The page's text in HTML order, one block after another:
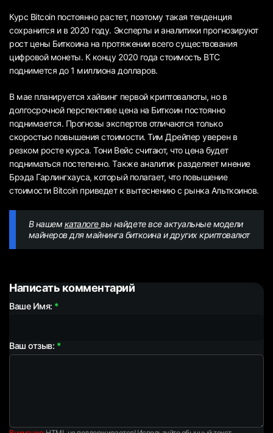
Курс Bitcoin постоянно растет, поэтому такая тенденция
сохранится и в 2020 году. Эксперты и аналитики прогнозируют
рост цены Биткоина на протяжении всего существования
цифровой монеты. К концу 2020 года стоимость BTC
поднимется до 1 миллиона долларов.
В мае планируется хайвинг первой криптовалюты, но в
долгосрочной перспективе цена на Биткоин постоянно
поднимается. Прогнозы экспертов отличаются только
скоростью повышения стоимости. Тим Дрейпер уверен в
резком росте курса. Тони Вейс считают, что цена будет
подниматься постепенно. Также аналитик разделяет мнение
Брэда Гарлингхауса, который полагает, что повышение
стоимости Bitcoin приведет к вытеснению с рынка Альткоинов.
В нашем каталогевы найдете все актуальные модели
майнеров для майнинга биткоина и других криптовалют
Написать комментарий
Ваше Имя:
Ваш отзыв: